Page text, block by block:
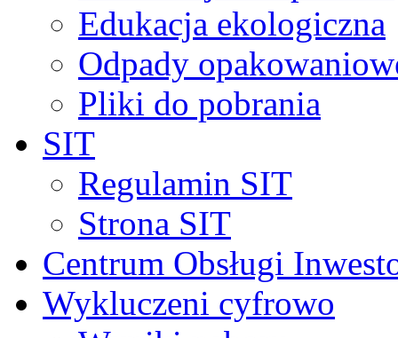
Edukacja ekologiczna
Odpady
Pliki do pobrania
SIT
Regulamin SIT
Strona SIT
Centrum Obsługi
Wykluczeni cyfrowo